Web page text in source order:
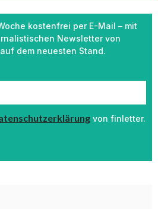
kostenfrei per E-Mail – mit
Newsletter von
dem neuesten Stand.
von finletter.